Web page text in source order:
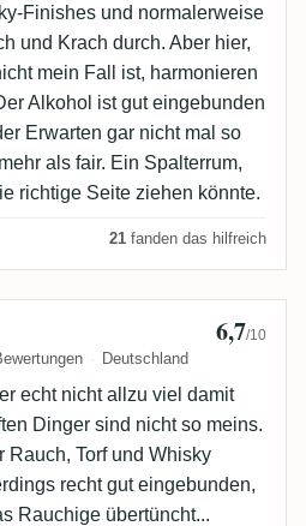
Finishes und normalerweise
und Krach durch. Aber hier,
mein Fall ist, harmonieren
Alkohol ist gut eingebunden
Erwarten gar nicht mal so
als fair. Ein Spalterrum,
richtige Seite ziehen könnte.
21 fanden das hilfreich
Groeger
Deutschland
6,7/10
echt nicht allzu viel damit
Dinger sind nicht so meins.
Torf und Whisky
recht gut eingebunden,
Rauchige übertüncht...